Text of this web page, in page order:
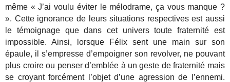
même « J’ai voulu éviter le mélodrame, ça vous manque ?
». Cette ignorance de leurs situations respectives est aussi
le témoignage que dans cet univers toute fraternité est
impossible. Ainsi, lorsque Félix sent une main sur son
épaule, il s’empresse d’empoigner son revolver, ne pouvant
plus croire ou penser d’emblée à un geste de fraternité mais
se croyant forcément l’objet d’une agression de l’ennemi.